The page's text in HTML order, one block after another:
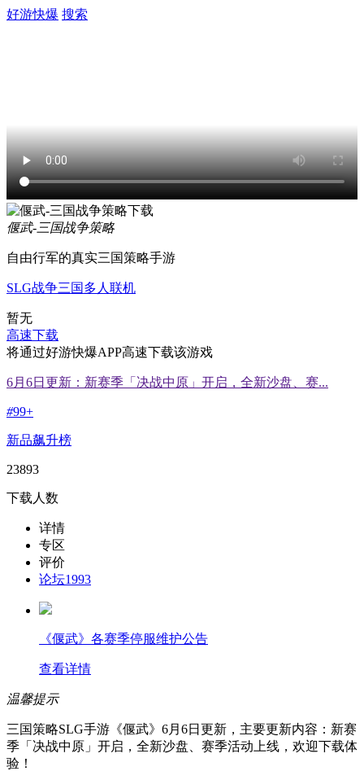
好游快爆 搜索
偃武-三国战争策略
自由行军的真实三国策略手游
SLG战争三国多人联机
暂无
高速下载
将通过好游快爆APP高速下载该游戏
6月6日更新：新赛季「决战中原」开启，全新沙盘、赛...
#99+
新品飙升榜
23893
下载人数
详情
专区
评价
论坛1993
《偃武》各赛季停服维护公告
查看详情
温馨提示
三国策略SLG手游《偃武》6月6日更新，主要更新内容：新赛
季「决战中原」开启，全新沙盘、赛季活动上线，欢迎下载体
验！